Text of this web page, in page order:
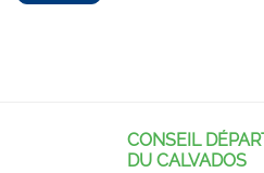
CONSEIL
DU CALVADOS